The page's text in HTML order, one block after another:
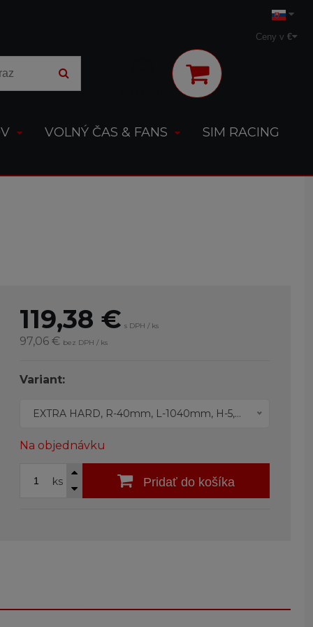
Ceny v €
VOLNÝ ČAS & FANS
SIM RACING
119,38 € s DPH / ks
97,06 € bez DPH / ks
Variant:
EXTRA HARD, R-40mm, L-1040mm, H-5,0mm
Na objednávku
ks Pridať do košíka